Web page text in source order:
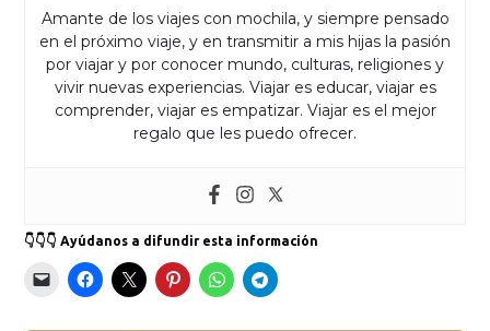
Amante de los viajes con mochila, y siempre pensado
en el próximo viaje, y en transmitir a mis hijas la pasión
por viajar y por conocer mundo, culturas, religiones y
vivir nuevas experiencias. Viajar es educar, viajar es
comprender, viajar es empatizar. Viajar es el mejor
regalo que les puedo ofrecer.
👇👇👇 Ayúdanos a difundir esta información